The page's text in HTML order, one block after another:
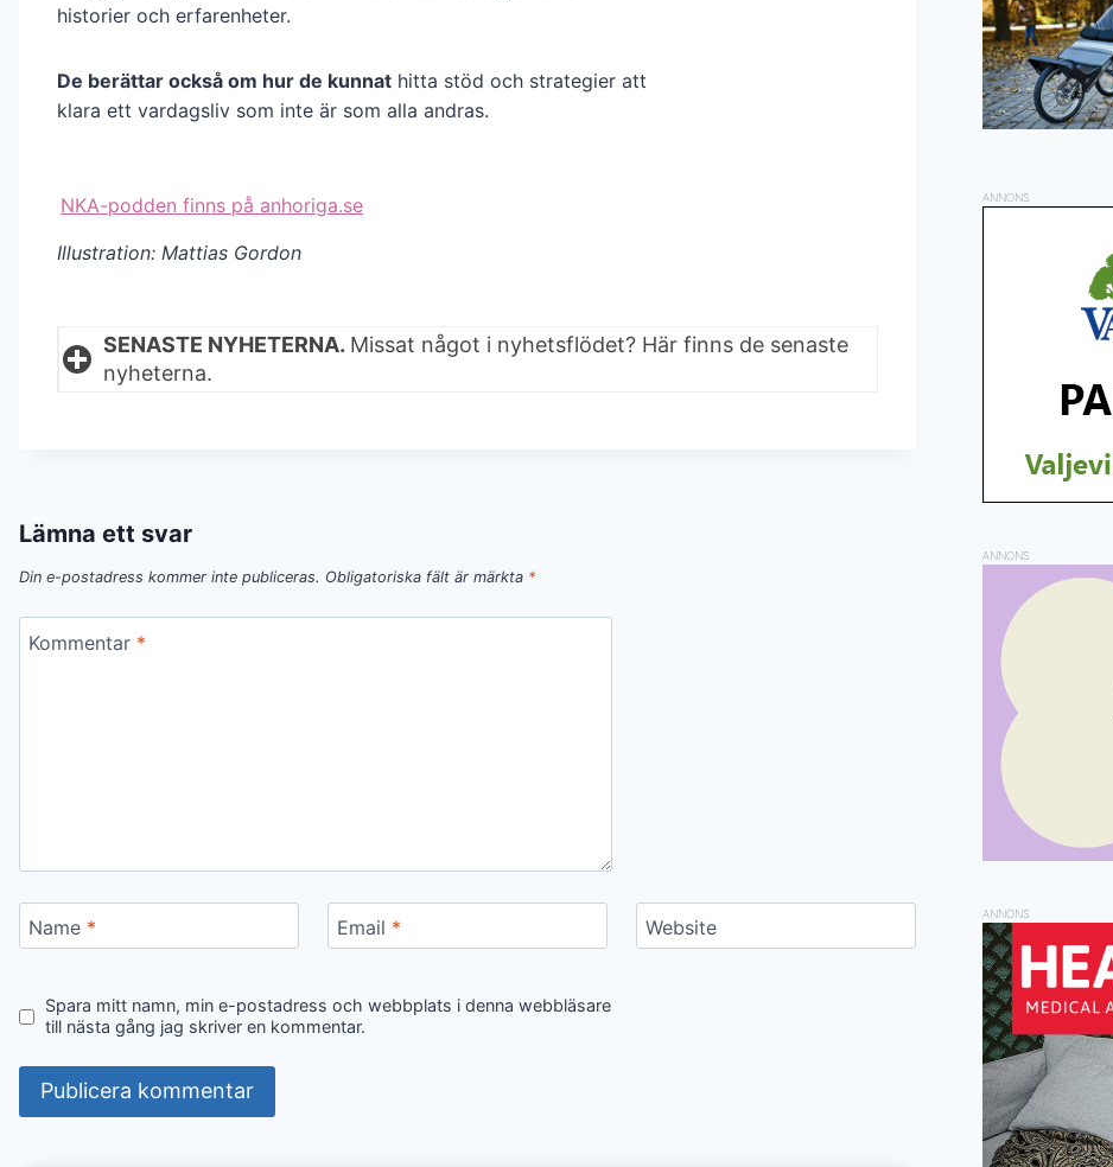
historier och erfarenheter.
De berättar också om hur de kunnat hitta stöd och strategier att
klara ett vardagsliv som inte är som alla andras.
NKA-podden finns på anhoriga.se
Illustration: Mattias Gordon
SENASTE NYHETERNA. Missat något i nyhetsflödet? Här finns de senaste
nyheterna.
Lämna ett svar
Din e-postadress kommer inte publiceras. Obligatoriska fält är märkta *
Kommentar *
Name * Email * Website
Spara mitt namn, min e-postadress och webbplats i denna webbläsare
till nästa gång jag skriver en kommentar.
ANNONS
ANNONS
ANNONS